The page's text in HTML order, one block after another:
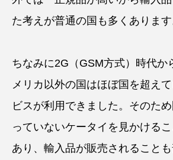
た考えが普通の国も多くあります
ちなみに2G（GSM方式）時代か
メリカ以外の国はほぼ国を超え
ビスが利用できました。そのた
っていないケータイを見かける
あり、輸入品が販売されること